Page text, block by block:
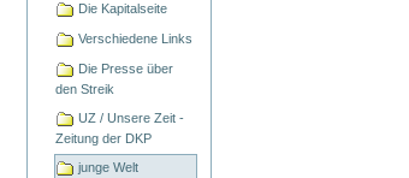
Die Kapitalseite
Verschiedene Links
Die Presse über
den Streik
UZ / Unsere Zeit -
Zeitung der DKP
junge Welt